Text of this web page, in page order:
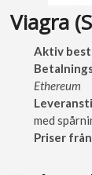
Viagra
Aktiv
Ethereum
med
Priser